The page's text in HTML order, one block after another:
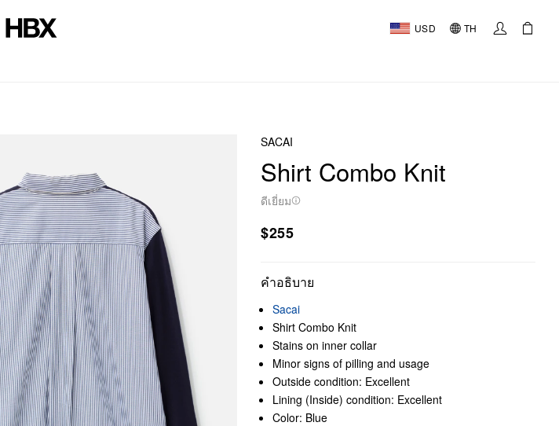
USD TH
SACAI
Shirt Combo Knit
ดีเยี่ยม
$255
คำอธิบาย
Sacai
Shirt Combo Knit
Stains on inner collar
Minor signs of pilling and usage
Outside condition: Excellent
Lining (Inside) condition: Excellent
Color: Blue